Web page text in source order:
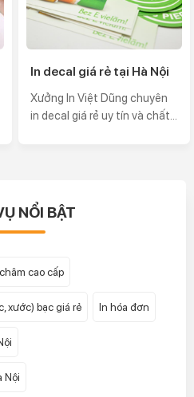
In decal giá rẻ tại Hà Nội
Xưởng In Việt Dũng chuyên
in decal giá rẻ uy tín và chất...
NỔI BẬT
cao cấp
xước) bạc giá rẻ In hóa đơn
Nội